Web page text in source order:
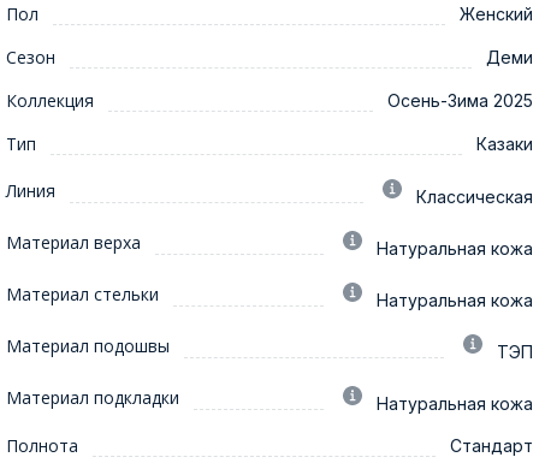
Пол Женский
Сезон Деми
Коллекция Осень-Зима 2025
Тип Казаки
Линия Классическая
Материал верха Натуральная кожа
Материал стельки Натуральная кожа
Материал подошвы ТЭП
Материал подкладки Натуральная кожа
Полнота Стандарт